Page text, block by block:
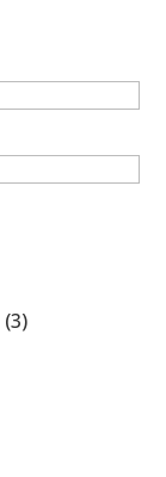
(3)